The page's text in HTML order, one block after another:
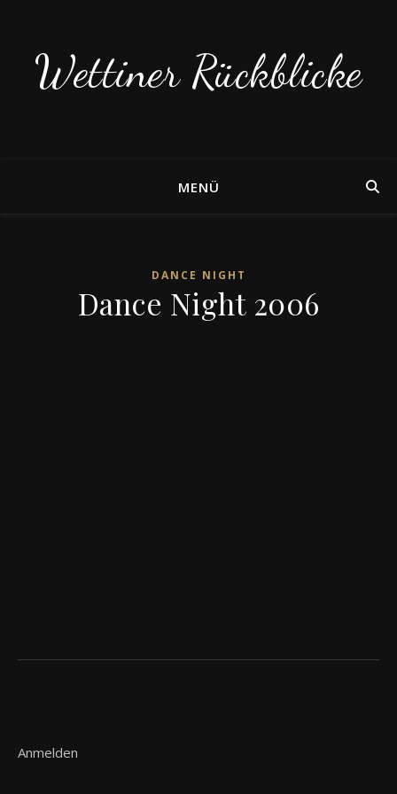
Wettiner Rückblicke
MENÜ
DANCE NIGHT
Dance Night 2006
Anmelden